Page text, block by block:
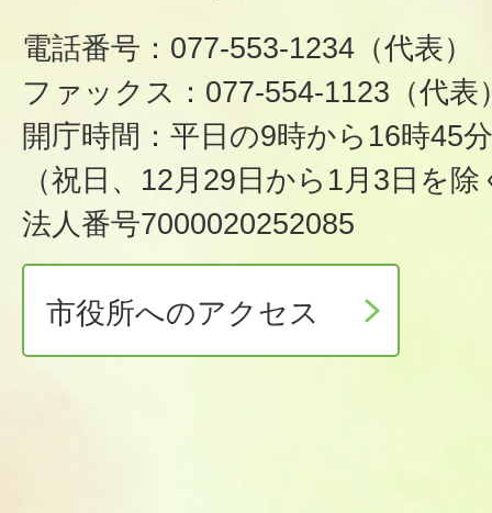
電話番号：077-553-1234（代表）
ファックス：077-554-1123（代表
開庁時間：平日の9時から16時45分
（祝日、12月29日から1月3日を除
法人番号7000020252085
市役所へのアクセス